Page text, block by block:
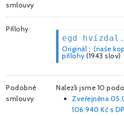
smlouvy
Přílohy
egd
Originál ; (naše
přílohy (1943 slov)
Podobné
smlouvy
Nalezli jsme 10
Zveřejněna
106 940 Kč s